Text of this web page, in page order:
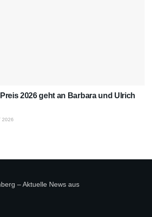
2026 geht an Barbara und Ulrich
2026